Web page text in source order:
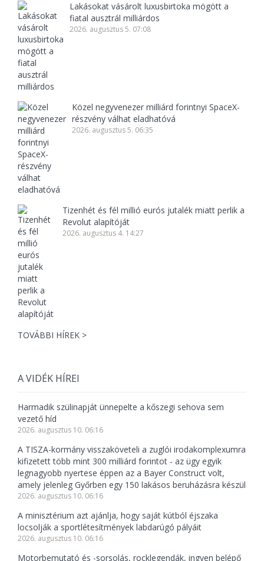
Lakásokat vásárolt luxusbirtoka mögött a
fiatal ausztrál milliárdos
2026. augusztus 5. 07:08
Közel negyvenezer milliárd forintnyi SpaceX-
részvény válhat eladhatóvá
2026. augusztus 5. 06:35
Tizenhét és fél millió eurós jutalék miatt perlik a
Revolut alapítóját
2026. augusztus 4. 14:27
TOVÁBBI HÍREK >
A VIDÉK HÍREI
Harmadik szülinapját ünnepelte a kőszegi sehova sem
vezető híd
2026. augusztus 10. 06:16
A TISZA-kormány visszaköveteli a zuglói irodakomplexumra
kifizetett több mint 300 milliárd forintot - az ügy egyik
legnagyobb nyertese éppen az a Bayer Construct volt,
amely jelenleg Győrben egy 150 lakásos beruházásra készül
2026. augusztus 10. 06:16
A minisztérium azt ajánlja, hogy saját kútból éjszaka
locsolják a sportlétesítmények labdarúgó pályáit
2026. augusztus 10. 06:16
Motorbemutató és -sorsolás, rocklegendák, ingyen belépő